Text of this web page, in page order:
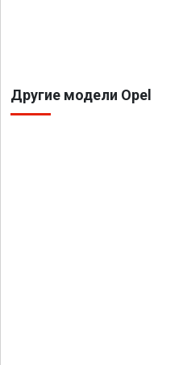
Другие модели Opel